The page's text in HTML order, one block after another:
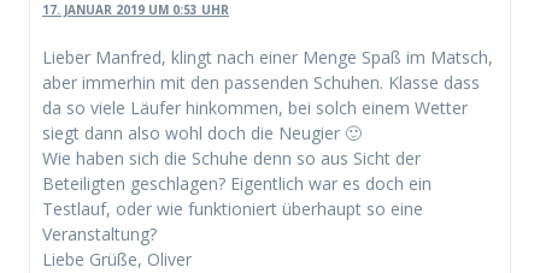
17. JANUAR 2019 UM 0:53 UHR
Lieber Manfred, klingt nach einer Menge Spaß im Matsch,
aber immerhin mit den passenden Schuhen. Klasse dass
da so viele Läufer hinkommen, bei solch einem Wetter
siegt dann also wohl doch die Neugier 🙂
Wie haben sich die Schuhe denn so aus Sicht der
Beteiligten geschlagen? Eigentlich war es doch ein
Testlauf, oder wie funktioniert überhaupt so eine
Veranstaltung?
Liebe Grüße, Oliver